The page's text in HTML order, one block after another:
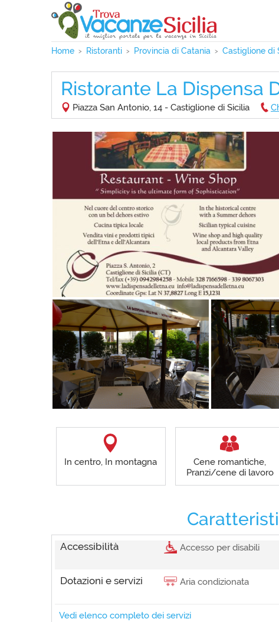
Home Ristoranti Provincia di Catania Castiglione di
Ristorante La Dispensa
Piazza San Antonio, 14 - Castiglione di Sicilia
In centro, In montagna
Cene romantiche,
Pranzi/cene di lavoro
Accessibilità Accesso per disabili
Dotazioni e servizi Aria condizionata
Vedi elenco completo dei servizi